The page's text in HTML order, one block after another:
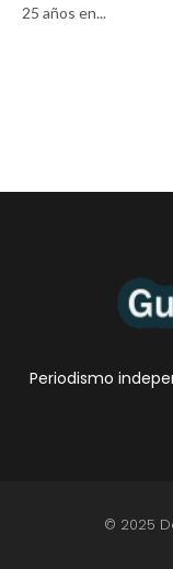
25 años en...
Periodismo
© 2025